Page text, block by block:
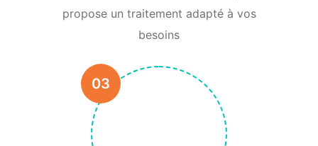
propose un traitement adapté à vos
besoins
03